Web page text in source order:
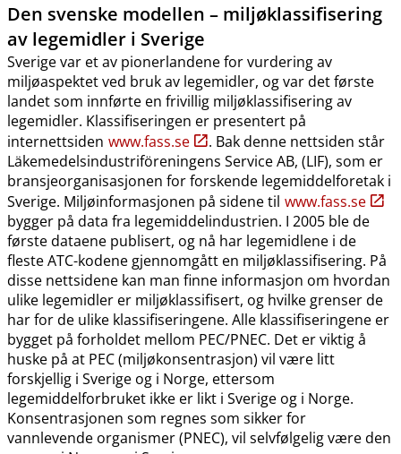
Den svenske modellen – miljøklassifisering
av legemidler i Sverige
Sverige var et av pionerlandene for vurdering av
miljøaspektet ved bruk av legemidler, og var det første
landet som innførte en frivillig miljøklassifisering av
legemidler. Klassifiseringen er presentert på
internettsiden www.fass.se
. Bak denne nettsiden står
Läkemedelsindustriföreningens Service AB, (LIF), som er
bransjeorganisasjonen for forskende legemiddelforetak i
Sverige. Miljøinformasjonen på sidene til www.fass.se
bygger på data fra legemiddelindustrien. I 2005 ble de
første dataene publisert, og nå har legemidlene i de
fleste ATC-kodene gjennomgått en miljøklassifisering. På
disse nettsidene kan man finne informasjon om hvordan
ulike legemidler er miljøklassifisert, og hvilke grenser de
har for de ulike klassifiseringene. Alle klassifiseringene er
bygget på forholdet mellom PEC​/​PNEC. Det er viktig å
huske på at PEC (miljøkonsentrasjon) vil være litt
forskjellig i Sverige og i Norge, ettersom
legemiddelforbruket ikke er likt i Sverige og i Norge.
Konsentrasjonen som regnes som sikker for
vannlevende organismer (PNEC), vil selvfølgelig være den